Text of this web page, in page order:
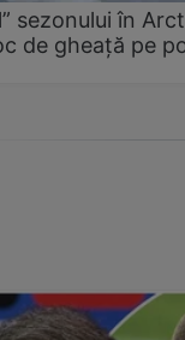
sezonului în
de gheață pe